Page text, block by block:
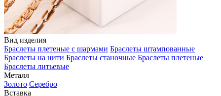
Вид изделия
Браслеты плетеные с шармами Браслеты штампованные
Браслеты на нити Браслеты станочные Браслеты плетеные
Браслеты литьевые
Металл
Золото Серебро
Вставка